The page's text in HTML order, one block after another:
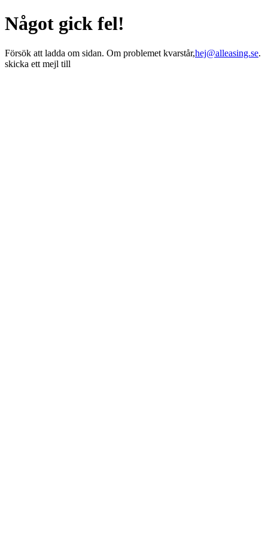
Något gick fel!
Försök att ladda om sidan. Om problemet kvarstår,hej@alleasing.se.
skicka ett mejl till